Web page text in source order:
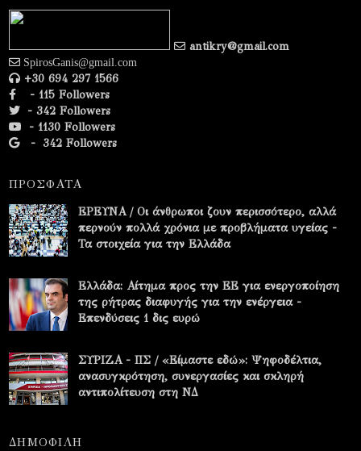
antikry@gmail.com
SpirosGanis@gmail.com
+30 694 297 1566
- 115 Followers
- 342 Followers
- 1130 Followers
- 342 Followers
ΠΡΟΣΦΑΤΑ
ΕΡΕΥΝΑ / Οι άνθρωποι ζουν περισσότερο, αλλά
περνούν πολλά χρόνια με προβλήματα υγείας -
Τα στοιχεία για την Ελλάδα
Ελλάδα: Αίτημα προς την ΕΕ για ενεργοποίηση
της ρήτρας διαφυγής για την ενέργεια -
Επενδύσεις 1 δις ευρώ
ΣΥΡΙΖΑ - ΠΣ / «Είμαστε εδώ»: Ψηφοδέλτια,
ανασυγκρότηση, συνεργασίες και σκληρή
αντιπολίτευση στη ΝΔ
ΔΗΜΟΦΙΛΗ